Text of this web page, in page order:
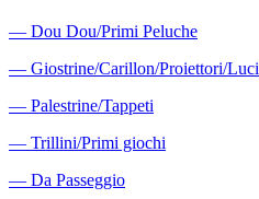
― Dou Dou/Primi Peluche
― Giostrine/Carillon/Proiettori/Luci
― Palestrine/Tappeti
― Trillini/Primi giochi
― Da Passeggio